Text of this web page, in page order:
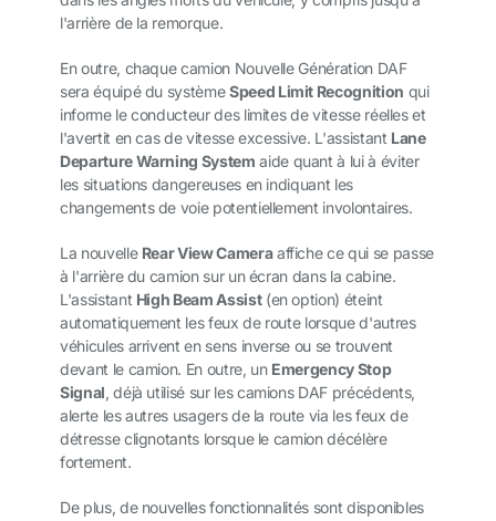
l'arrière de la remorque.
En outre, chaque camion Nouvelle Génération DAF
sera équipé du systèmeSpeed Limit Recognition qui
informe le conducteur des limites de vitesse réelles et
l'avertit en cas de vitesse excessive. L'assistant Lane
Departure Warning System aide quant à lui à éviter
les situations dangereuses en indiquant les
changements de voie potentiellement involontaires.
La nouvelle Rear View Cameraaffiche ce qui se passe
à l'arrière du camion sur un écran dans la cabine.
L'assistant High Beam Assist(en option) éteint
automatiquement les feux de route lorsque d'autres
véhicules arrivent en sens inverse ou se trouvent
devant le camion. En outre, un Emergency Stop
Signal, déjà utilisé sur les camions DAF précédents,
alerte les autres usagers de la route via les feux de
détresse clignotants lorsque le camion décélère
fortement.
De plus, de nouvelles fonctionnalités sont disponibles